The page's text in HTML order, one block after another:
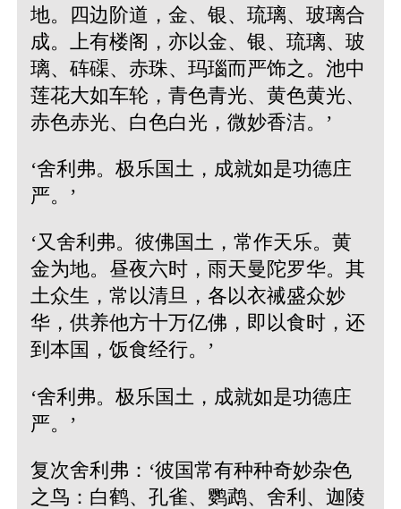
地。四边阶道，金、银、琉璃、玻璃合
成。上有楼阁，亦以金、银、琉璃、玻
璃、砗磲、赤珠、玛瑙而严饰之。池中
莲花大如车轮，青色青光、黄色黄光、
赤色赤光、白色白光，微妙香洁。’
‘舍利弗。极乐国土，成就如是功德庄
严。’
‘又舍利弗。彼佛国土，常作天乐。黄
金为地。昼夜六时，雨天曼陀罗华。其
土众生，常以清旦，各以衣祴盛众妙
华，供养他方十万亿佛，即以食时，还
到本国，饭食经行。’
‘舍利弗。极乐国土，成就如是功德庄
严。’
复次舍利弗：‘彼国常有种种奇妙杂色
之鸟：白鹤、孔雀、鹦鹉、舍利、迦陵